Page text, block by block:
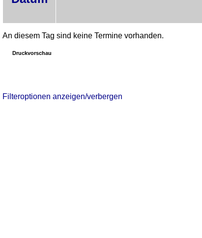
An diesem Tag sind keine Termine vorhanden.
Druckvorschau
Filteroptionen anzeigen/verbergen